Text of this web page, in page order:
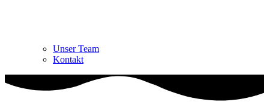
Unser Team
Kontakt